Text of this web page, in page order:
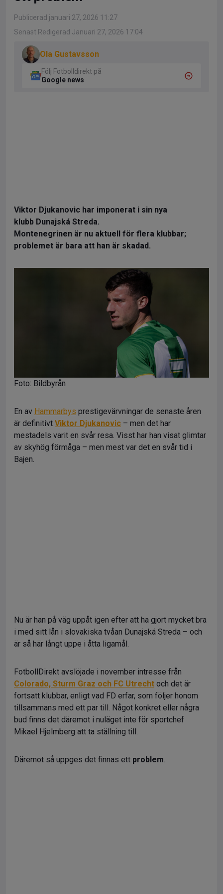
Publicerad januari 27, 2026 11:27
Senast Redigerad Januari 27, 2026 17:04
Ola Gustavsson
Följ Fotbolldirekt på
Google news
Viktor Djukanovic har imponerat i sin nya
klubb Dunajská Streda.
Montenegrinen är nu aktuell för flera klubbar;
problemet är bara att han är skadad.
Foto: Bildbyrån
En av Hammarbys prestigevärvningar de senaste åren
är definitivt Viktor Djukanovic – men det har
mestadels varit en svår resa. Visst har han visat glimtar
av skyhög förmåga – men mest var det en svår tid i
Bajen.
Nu är han på väg uppåt igen efter att ha gjort mycket bra
i med sitt lån i slovakiska tvåan Dunajská Streda – och
är så här långt uppe i åtta ligamål.
FotbollDirekt avslöjade i november intresse från
Colorado, Sturm Graz och FC Utrecht och det är
fortsatt klubbar, enligt vad FD erfar, som följer honom
tillsammans med ett par till. Något konkret eller några
bud finns det däremot i nuläget inte för sportchef
Mikael Hjelmberg att ta ställning till.
Däremot så uppges det finnas ett problem.